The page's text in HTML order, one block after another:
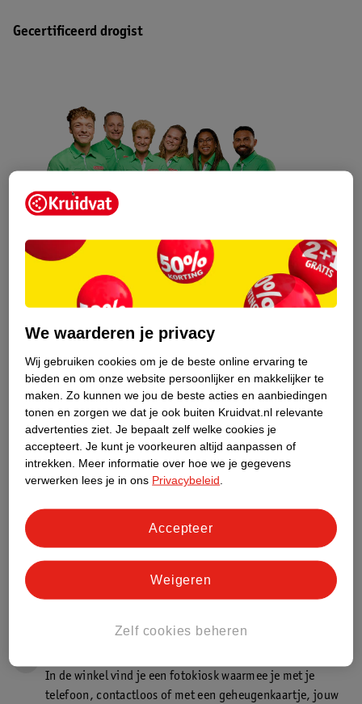
Gecertificeerd drogist
Kruidvat is een erkend specialist in
gezondheidsvraag ook is, stel hem aan
ons!
Stel je gezondheidsvraag
Ook in deze winkel
Kruidvat.nl ophaalpunt
winkel. Zo hoef je niet thuis te blijven voor de Kruidvat
Kruidvat is een gecertificeerd drogist. Dit betekent dat je
winkel én online!
In de winkel vind je een fotokiosk waarmee je met je
telefoon, contactloos of met een geheugenkaartje, jouw
We waarderen je privacy
Wij gebruiken cookies om je de beste online ervaring te
bieden en om onze website persoonlijker en makkelijker te
maken. Zo kunnen we jou de beste acties en aanbiedingen
tonen en zorgen we dat je ook buiten Kruidvat.nl relevante
advertenties ziet. Je bepaalt zelf welke cookies je
accepteert. Je kunt je voorkeuren altijd aanpassen of
intrekken.
Meer informatie over hoe we je gegevens
verwerken lees je in ons Privacybeleid
Zelf cookies beheren
Weigeren
Accepteer